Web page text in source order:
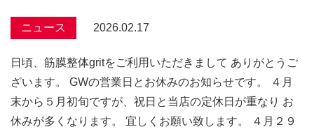
ニュース 2026.02.17
日頃、筋膜整体gritをご利用いただきまして ありがとうご
ざいます。 GWの営業日とお休みのお知らせです。 ４月
末から５月初旬ですが、祝日と当店の定休日が重なり お
休みが多くなります。 宜しくお願い致します。 ４月２９